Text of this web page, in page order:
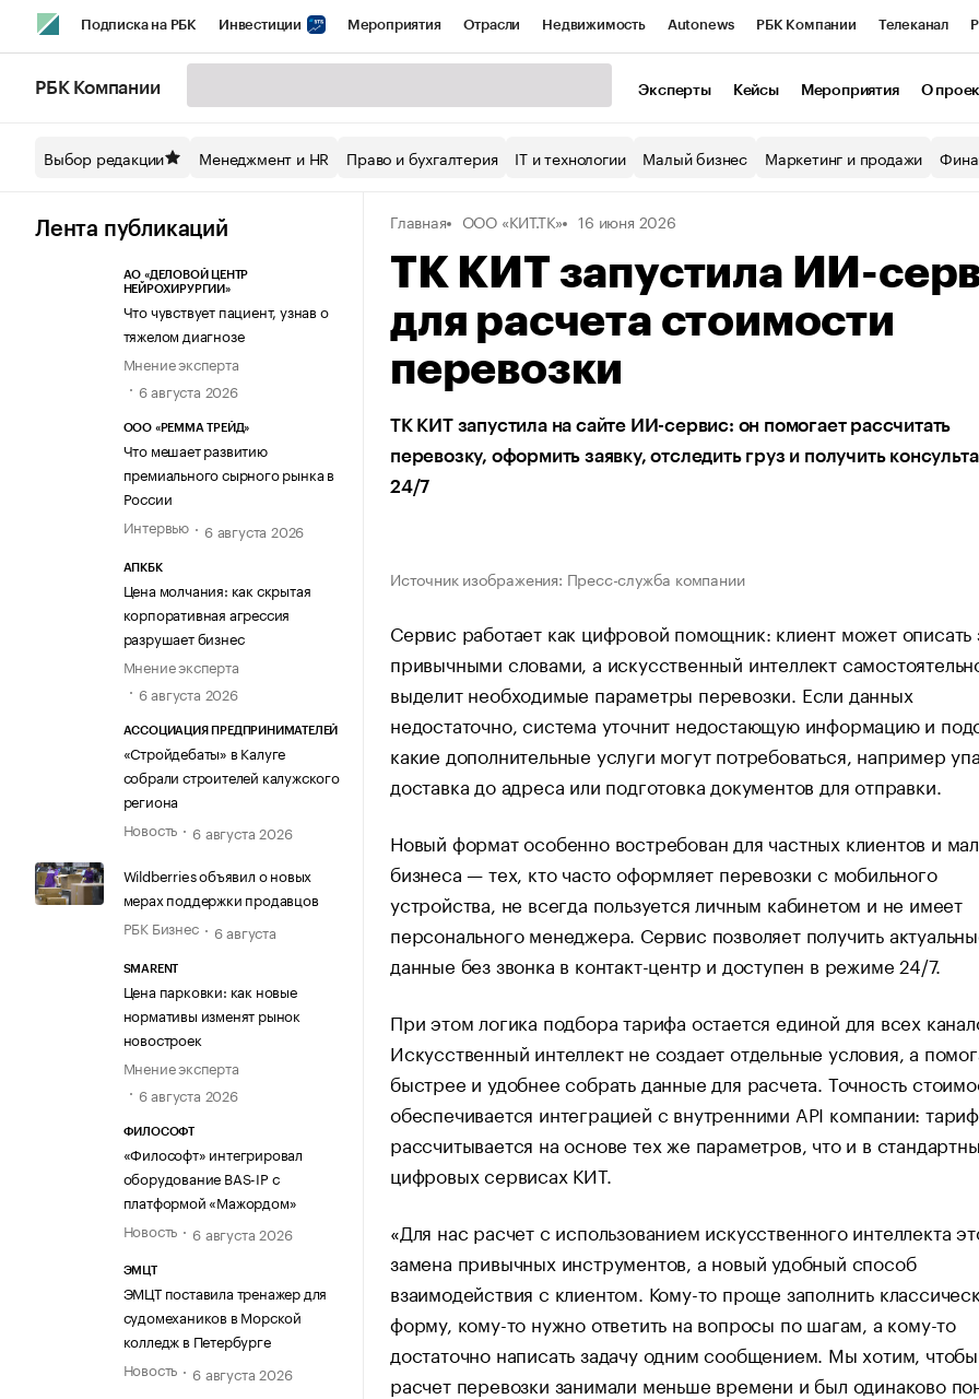
Подписка на РБК Инвестиции Мероприятия Отрасли Недвижимость Autonews РБК Компании Телеканал
Спецпроекты СПб Конференции СПб Спецпроекты Экономика Бизнес
Технологии и медиа Рынок наличной валюты
РБК Компании Эксперты Кейсы Мероприятия О
Выбор редакции Менеджмент и HR Право и бухгалтерия IT и технологии Малый бизнес Маркетинг и продажи
Лента публикаций
АО «ДЕЛОВОЙ ЦЕНТР
НЕЙРОХИРУРГИИ»
Что чувствует пациент, узнав о
тяжелом диагнозе
Мнение эксперта
6 августа 2026
ООО «РЕММА ТРЕЙД»
Что мешает развитию
премиального сырного рынка в
России
Интервью
6 августа 2026
АПКБК
Цена молчания: как скрытая
корпоративная агрессия
разрушает бизнес
Мнение эксперта
6 августа 2026
АССОЦИАЦИЯ ПРЕДПРИНИМАТЕЛЕЙ
«Стройдебаты» в Калуге
собрали строителей калужского
региона
Новость
6 августа 2026
Wildberries объявил о новых
мерах поддержки продавцов
РБК Бизнес
6 августа
SMARENT
Цена парковки: как новые
нормативы изменят рынок
новостроек
Мнение эксперта
6 августа 2026
ФИЛОСОФТ
«Философт» интегрировал
оборудование BAS-IP с
платформой «Мажордом»
Новость
6 августа 2026
ЭМЦТ
ЭМЦТ поставила тренажер для
судомехаников в Морской
колледж в Петербурге
Новость
6 августа 2026
Главная ООО «КИТ.ТК» 16 июня 2026
ТК КИТ запустила ИИ-
для расчета стоимости
перевозки
ТК КИТ запустила на сайте ИИ-сервис: он помогает рассчитать
перевозку, оформить заявку, отследить груз и получить
24/7
Источник изображения: Пресс-служба компании
Сервис работает как цифровой помощник: клиент может описать
привычными словами, а искусственный интеллект
выделит необходимые параметры перевозки. Если данных
недостаточно, система уточнит недостающую информацию и
какие дополнительные услуги могут потребоваться, например
доставка до адреса или подготовка документов для отправки.
Новый формат особенно востребован для частных клиентов и
бизнеса — тех, кто часто оформляет перевозки с мобильного
устройства, не всегда пользуется личным кабинетом и не имеет
персонального менеджера. Сервис позволяет получить
данные без звонка в контакт-центр и доступен в режиме 24/7.
При этом логика подбора тарифа остается единой для всех
Искусственный интеллект не создает отдельные условия, а
быстрее и удобнее собрать данные для расчета. Точность
обеспечивается интеграцией с внутренними API компании: тариф
рассчитывается на основе тех же параметров, что и в
цифровых сервисах КИТ.
«Для нас расчет с использованием искусственного интеллекта
замена привычных инструментов, а новый удобный способ
взаимодействия с клиентом. Кому-то проще заполнить
форму, кому-то нужно ответить на вопросы по шагам, а кому-то
достаточно написать задачу одним сообщением. Мы хотим, чтобы
расчет перевозки занимали меньше времени и был одинаково